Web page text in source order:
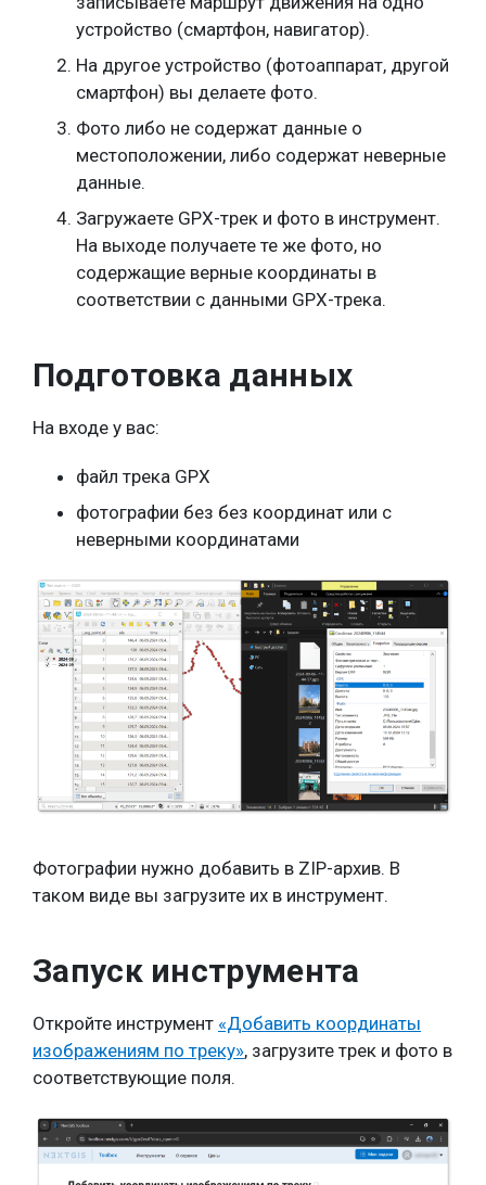
устройство (смартфон, навигатор).
На другое устройство (фотоаппарат, другой
смартфон) вы делаете фото.
Фото либо не содержат данные о
местоположении, либо содержат неверные
данные.
Загружаете GPX-трек и фото в инструмент.
На выходе получаете те же фото, но
содержащие верные координаты в
соответствии с данными GPX-трека.
Подготовка данных
На входе у вас:
файл трека GPX
фотографии без без координат или с
неверными координатами
Фотографии нужно добавить в ZIP-архив. В
таком виде вы загрузите их в инструмент.
Запуск инструмента
Откройте инструмент «Добавить координаты
изображениям по треку», загрузите трек и фото в
соответствующие поля.